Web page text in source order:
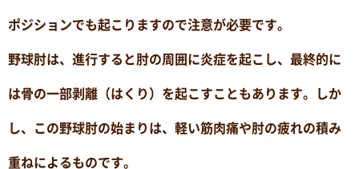
ポジションでも起こりますので注意が必要です。
野球肘は、進行すると肘の周囲に炎症を起こし、最終的に
は骨の一部剥離（はくり）を起こすこともあります。しか
し、この野球肘の始まりは、軽い筋肉痛や肘の疲れの積み
重ねによるものです。